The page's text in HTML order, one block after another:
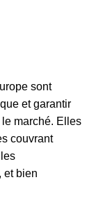
sont
et garantir
marché. Elles
couvrant
et bien